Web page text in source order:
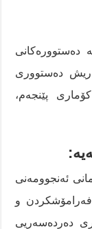
دەستوورەکانی
١٨٥٢ و ١٩٤٦ و دواجاریش دەستووری
پێنجەم،
ئەنجوومەنی
فەرامۆشکردن و
دەردەسەریی